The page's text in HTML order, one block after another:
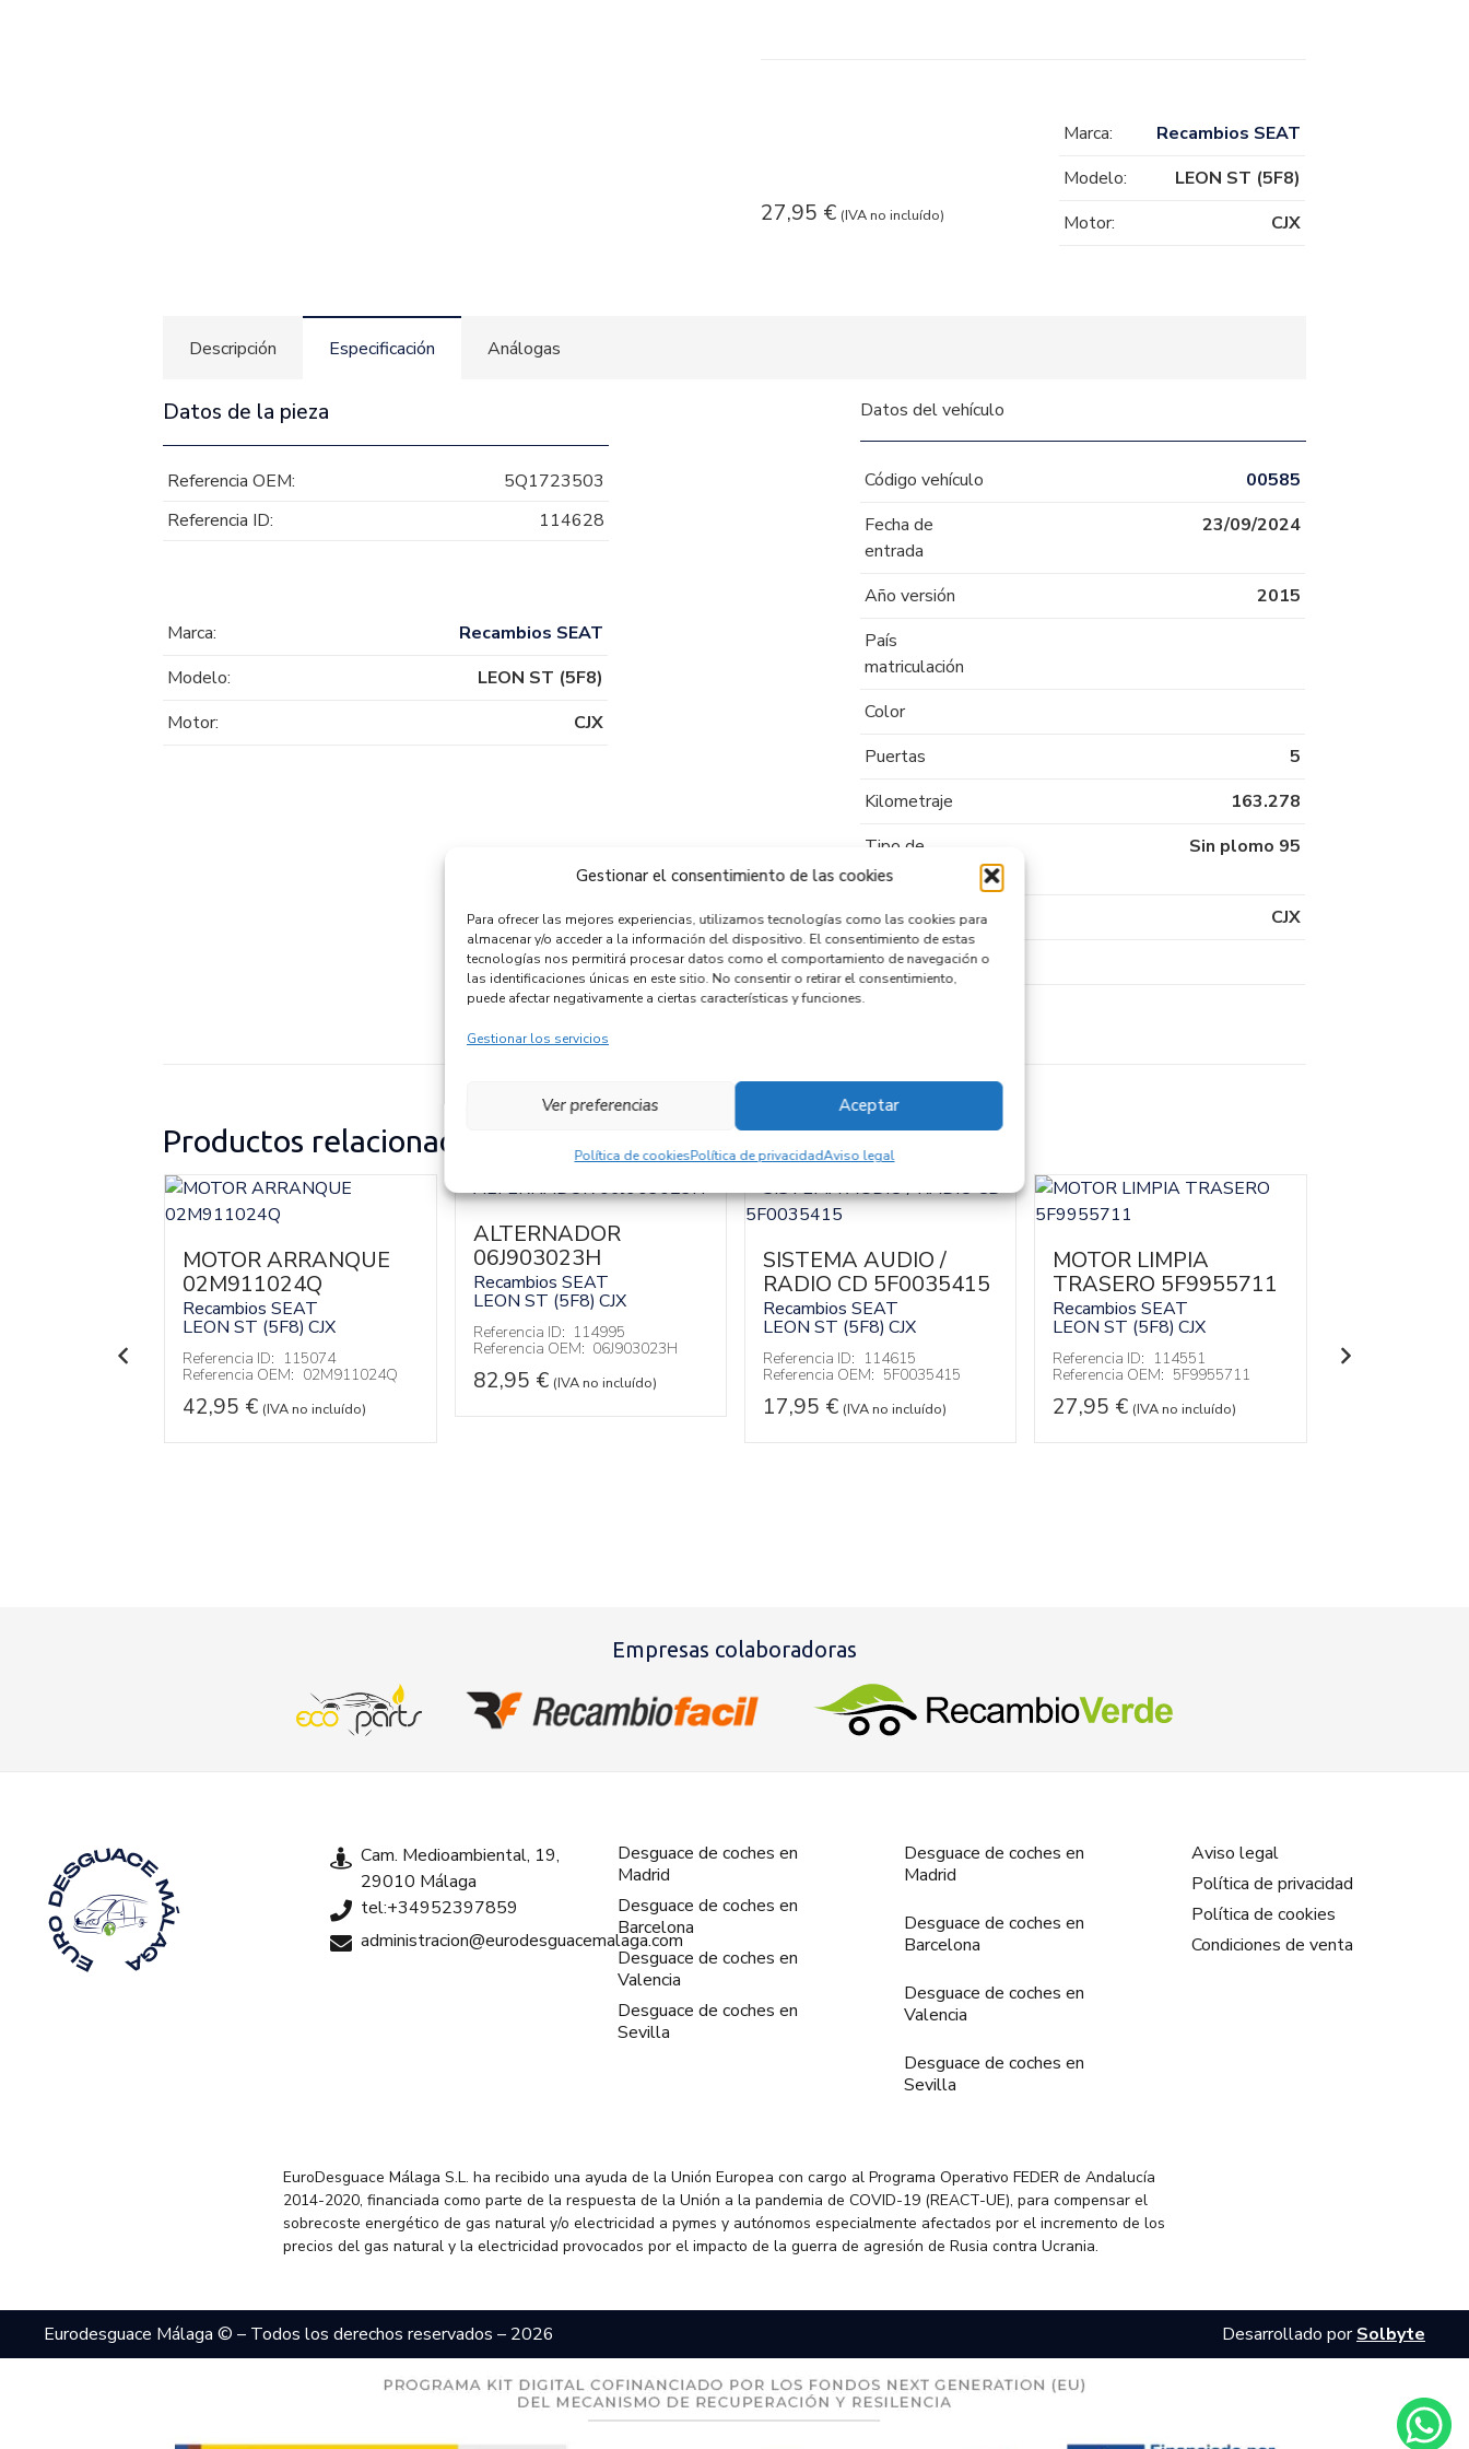
Gestionar el consentimiento de las cookies
Para ofrecer las mejores experiencias, utilizamos tecnologías como las cookies para
almacenar y/o acceder a la información del dispositivo. El consentimiento de estas
tecnologías nos permitirá procesar datos como el comportamiento de navegación o
las identificaciones únicas en este sitio. No consentir o retirar el consentimiento,
puede afectar negativamente a ciertas características y funciones.
Gestionar los servicios
Aceptar
Ver preferencias
Política de cookiesPolítica de privacidadAviso legal
27,95 € (IVA no incluído)
Marca:
Recambios SEAT
Modelo:
LEON ST (5F8)
Motor:
CJX
Descripción Especificación Análogas
Datos de la pieza
Referencia OEM:
5Q1723503
Referencia ID:
114628
Marca:
Recambios SEAT
Modelo:
LEON ST (5F8)
Motor:
CJX
Datos del vehículo
Código vehículo
00585
Fecha de
entrada
23/09/2024
Año versión
2015
País
matriculación
Color
Puertas
5
Kilometraje
163.278
Tipo de
combustible
Sin plomo 95
Código motor
CJX
Código cambio
Productos relacionados
MOTOR ARRANQUE
02M911024Q
Recambios SEAT
LEON ST (5F8) CJX
Referencia ID: 115074
Referencia OEM: 02M911024Q
42,95 € (IVA no incluído)
ALTERNADOR
06J903023H
Recambios SEAT
LEON ST (5F8) CJX
Referencia ID: 114995
Referencia OEM: 06J903023H
82,95 € (IVA no incluído)
SISTEMA AUDIO /
RADIO CD 5F0035415
Recambios SEAT
LEON ST (5F8) CJX
Referencia ID: 114615
Referencia OEM: 5F0035415
17,95 € (IVA no incluído)
MOTOR LIMPIA
TRASERO 5F9955711
Recambios SEAT
LEON ST (5F8) CJX
Referencia ID: 114551
Referencia OEM: 5F9955711
27,95 € (IVA no incluído)
Recambios
Empresas colaboradoras
Cam. Medioambiental, 19,
29010 Málaga
tel:+34952397859
administracion@eurodesguacemalaga.com
Desguace de coches en
Madrid
Desguace de coches en
Barcelona
Desguace de coches en
Valencia
Desguace de coches en
Sevilla
Desguace de coches en
Madrid
Desguace de coches en
Barcelona
Desguace de coches en
Valencia
Desguace de coches en
Sevilla
Aviso legal
Política de privacidad
Política de cookies
Condiciones de venta
EuroDesguace Málaga S.L. ha recibido una ayuda de la Unión Europea con cargo al Programa Operativo FEDER de Andalucía
2014-2020, financiada como parte de la respuesta de la Unión a la pandemia de COVID-19 (REACT-UE), para compensar el
sobrecoste energético de gas natural y/o electricidad a pymes y autónomos especialmente afectados por el incremento de los
precios del gas natural y la electricidad provocados por el impacto de la guerra de agresión de Rusia contra Ucrania.
Eurodesguace Málaga © – Todos los derechos reservados – 2026 Desarrollado porSolbyte